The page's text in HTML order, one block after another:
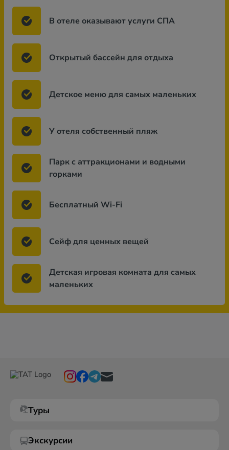
В отеле оказывают услуги СПА
Открытый бассейн для отдыха
Детское меню для самых маленьких
У отеля собственный пляж
Парк с аттракционами и водными
горками
Бесплатный Wi-Fi
Сейф для ценных вещей
Детская игровая комната для самых
маленьких
Туры
Экскурсии